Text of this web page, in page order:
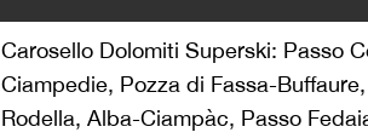
Carosello Dolomiti Superski: Passo
Ciampedie, Pozza di Fassa-
Rodella, Alba-Ciampàc, Passo